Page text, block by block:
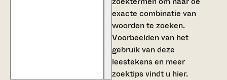
exacte combinatie van
woorden te zoeken.
Voorbeelden van het
gebruik van deze
leestekens en meer
zoektips vindt u hier.